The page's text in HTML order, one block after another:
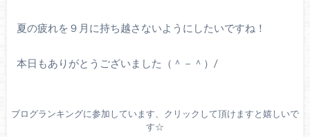
夏の疲れを９月に持ち越さないようにしたいですね！
本日もありがとうございました（＾－＾）/
ブログランキングに参加しています、クリックして頂けますと嬉しいで
す☆